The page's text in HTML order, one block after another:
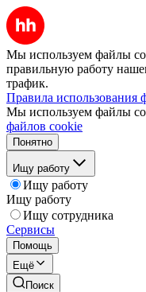
Мы используем файлы
правильную работу
трафик.
Правила использования
Мы используем файлы
файлов cookie
Понятно
Ищу работу
Ищу работу
Ищу работу
Ищу сотрудника
Сервисы
Помощь
Ещё
Поиск